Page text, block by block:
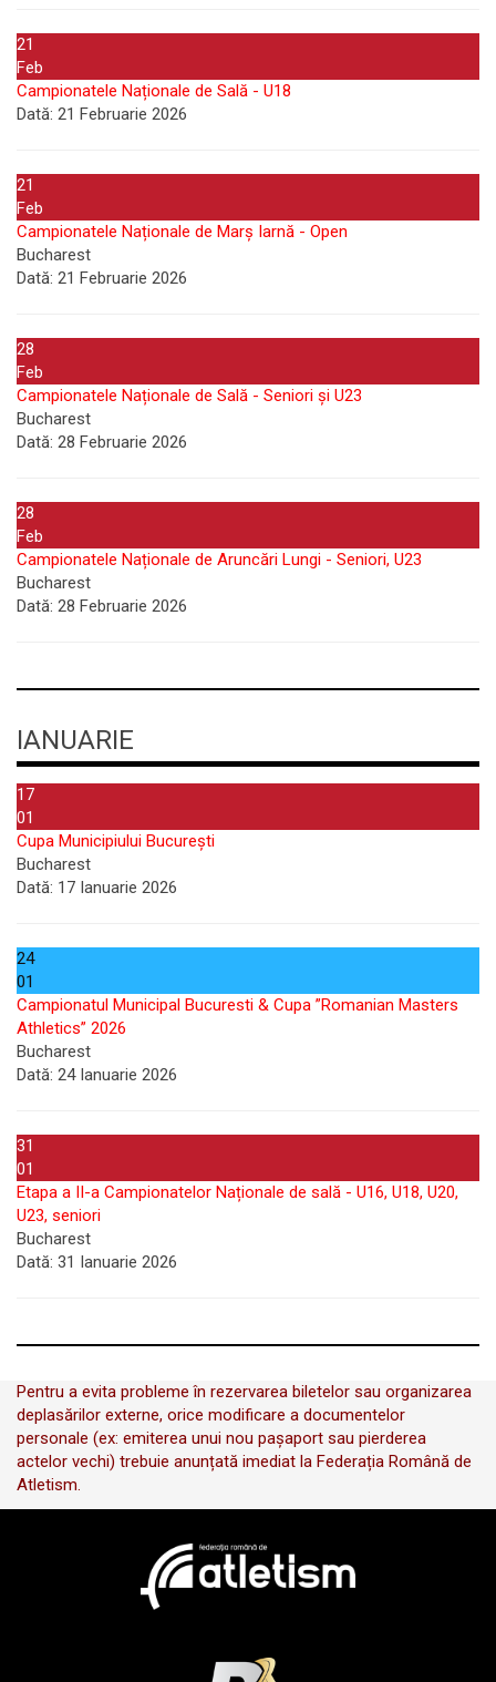
21
Feb
Campionatele Naționale de Sală - U18
Dată: 21 Februarie 2026
21
Feb
Campionatele Naționale de Marș Iarnă - Open
Bucharest
Dată: 21 Februarie 2026
28
Feb
Campionatele Naționale de Sală - Seniori și U23
Bucharest
Dată: 28 Februarie 2026
28
Feb
Campionatele Naționale de Aruncări Lungi - Seniori, U23
Bucharest
Dată: 28 Februarie 2026
IANUARIE
17
01
Cupa Municipiului București
Bucharest
Dată: 17 Ianuarie 2026
24
01
Campionatul Municipal Bucuresti & Cupa ”Romanian Masters
Athletics” 2026
Bucharest
Dată: 24 Ianuarie 2026
31
01
Etapa a II-a Campionatelor Naționale de sală - U16, U18, U20,
U23, seniori
Bucharest
Dată: 31 Ianuarie 2026
Pentru a evita probleme în rezervarea biletelor sau organizarea
deplasărilor externe, orice modificare a documentelor
personale (ex: emiterea unui nou pașaport sau pierderea
actelor vechi) trebuie anunțată imediat la Federația Română de
Atletism.